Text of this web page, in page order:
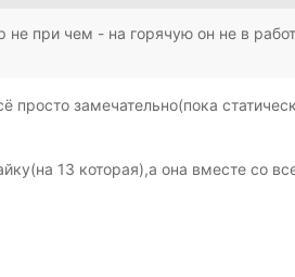
при чем - на горячую он не в
замечательно(пока
13 которая),а она вместе со